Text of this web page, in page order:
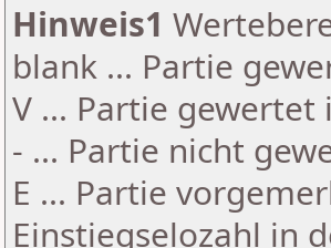
Hinweis1
blank ... Partie
V ... Partie
- ... Partie nicht
E ... Partie
Einstiegselozahl in